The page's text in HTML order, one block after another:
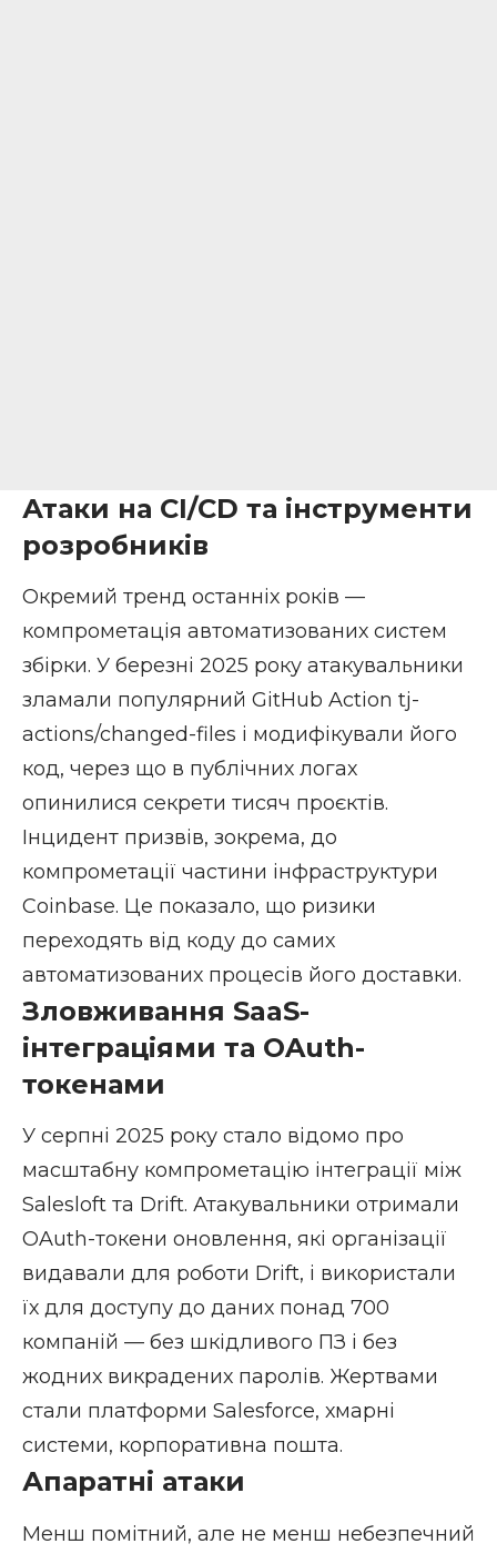
Атаки на CI/CD та інструменти
розробників
Окремий тренд останніх років —
компрометація автоматизованих систем
збірки. У березні 2025 року атакувальники
зламали популярний GitHub Action tj-
actions/changed-files і модифікували його
код, через що в публічних логах
опинилися секрети тисяч проєктів.
Інцидент призвів, зокрема, до
компрометації частини інфраструктури
Coinbase. Це показало, що ризики
переходять від коду до самих
автоматизованих процесів його доставки.
Зловживання SaaS-
інтеграціями та OAuth-
токенами
У серпні 2025 року стало відомо про
масштабну компрометацію інтеграції між
Salesloft та Drift. Атакувальники отримали
OAuth-токени оновлення, які організації
видавали для роботи Drift, і використали
їх для доступу до даних понад 700
компаній — без шкідливого ПЗ і без
жодних викрадених паролів. Жертвами
стали платформи Salesforce, хмарні
системи, корпоративна пошта.
Апаратні атаки
Менш помітний, але не менш небезпечний